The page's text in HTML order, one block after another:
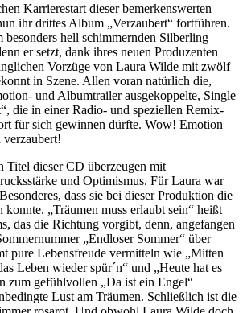
Karrierestart dieser bemerkenswerten
ihr drittes Album „Verzaubert“ fortführen.
besonders hell schimmernden Silberling
er setzt, dank ihres neuen Produzenten
Vorzüge von Laura Wilde mit zwölf
in Szene. Allen voran natürlich die,
und Albumtrailer ausgekoppelte, Single
die in einer Radio- und speziellen Remix-
für sich gewinnen dürfte. Wow! Emotion
verzaubert!
Titel dieser CD überzeugen mit
und Optimismus. Für Laura war
dass sie bei dieser Produktion die
„Träumen muss erlaubt sein“ heißt
das die Richtung vorgibt, denn, angefangen
„Endloser Sommer“ über
pure Lebensfreude vermitteln wie „Mitten
Leben wieder spür´n“ und „Heute hat es
zum gefühlvollen „Da ist ein Engel“
Lust am Träumen. Schließlich ist die